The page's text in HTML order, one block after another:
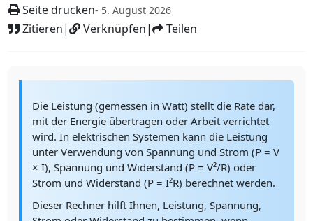
Seite drucken- 5. August 2026
Zitieren| Verknüpfen| Teilen
Die Leistung (gemessen in Watt) stellt die Rate dar,
mit der Energie übertragen oder Arbeit verrichtet
wird. In elektrischen Systemen kann die Leistung
unter Verwendung von Spannung und Strom (P = V
× I), Spannung und Widerstand (P = V²/R) oder
Strom und Widerstand (P = I²R) berechnet werden.
Dieser Rechner hilft Ihnen, Leistung, Spannung,